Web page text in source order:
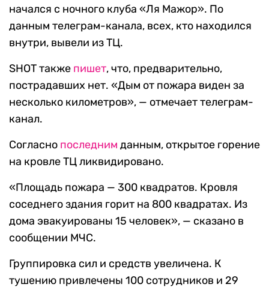
начался с ночного клуба «Ля Мажор». По
данным телеграм-канала, всех, кто находился
внутри, вывели из ТЦ.
SHOT также пишет, что, предварительно,
пострадавших нет. «Дым от пожара виден за
несколько километров», — отмечает телеграм-
канал.
Согласно последним данным, открытое горение
на кровле ТЦ ликвидировано.
«Площадь пожара — 300 квадратов. Кровля
соседнего здания горит на 800 квадратах. Из
дома эвакуированы 15 человек», — сказано в
сообщении МЧС.
Группировка сил и средств увеличена. К
тушению привлечены 100 сотрудников и 29